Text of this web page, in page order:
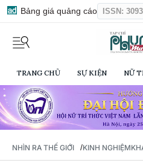
Bảng giá quảng cáo ISSN:
TRANG CHỦ SỰ KIỆN NỮ
NHÌN RA THẾ GIỚI /KINH NGHIỆM